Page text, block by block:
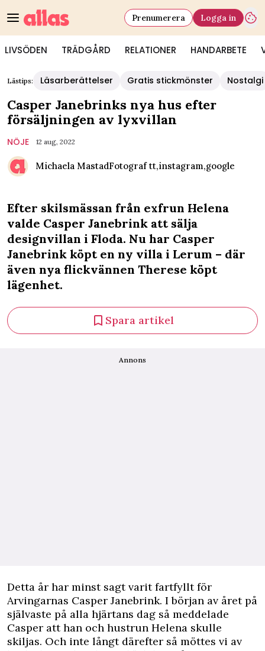
LIVSÖDEN TRÄDGÅRD RELATIONER HANDARBETE
Prenumerera Logga in
Lästips: Läsarberättelser Gratis stickmönster Nostalgi
Casper Janebrinks nya hus efter
försäljningen av lyxvillan
NÖJE 12 aug, 2022
Michaela MastadFotograf tt,instagram,google
Efter skilsmässan från exfrun Helena
valde Casper Janebrink att sälja
designvillan i Floda. Nu har Casper
Janebrink köpt en ny villa i Lerum – där
även nya flickvännen Therese köpt
lägenhet.
Spara artikel
Annons
Detta år har minst sagt varit fartfyllt för
Arvingarnas Casper Janebrink. I början av året på
självaste på alla hjärtans dag så meddelade
Casper att han och hustrun Helena skulle
skiljas. Och inte långt därefter så möttes vi av